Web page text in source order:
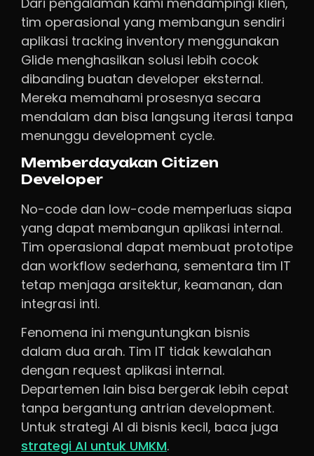
tim operasional yang membangun sendiri
aplikasi tracking inventory menggunakan
Glide menghasilkan solusi lebih cocok
dibanding buatan developer eksternal.
Mereka memahami prosesnya secara
mendalam dan bisa langsung iterasi tanpa
menunggu development cycle.
Memberdayakan Citizen
Developer
No-code dan low-code memperluas siapa
yang dapat membangun aplikasi internal.
Tim operasional dapat membuat prototipe
dan workflow sederhana, sementara tim IT
tetap menjaga arsitektur, keamanan, dan
integrasi inti.
Fenomena ini menguntungkan bisnis
dalam dua arah. Tim IT tidak kewalahan
dengan request aplikasi internal.
Departemen lain bisa bergerak lebih cepat
tanpa bergantung antrian development.
Untuk strategi AI di bisnis kecil, baca juga
strategi AI untuk UMKM.